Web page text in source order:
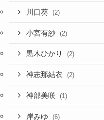
川口葵 (2)
小宮有紗 (2)
黒木ひかり (2)
神志那結衣 (2)
神部美咲 (1)
岸みゆ (6)